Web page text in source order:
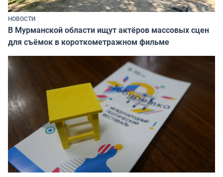
НОВОСТИ
В Мурманской области ищут актёров массовых сцен
для съёмок в короткометражном фильме